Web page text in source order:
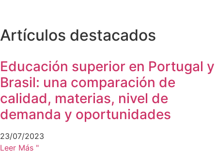
Artículos destacados
Educación superior en Portugal y
Brasil: una comparación de
calidad, materias, nivel de
demanda y oportunidades
23/07/2023
Leer Más "